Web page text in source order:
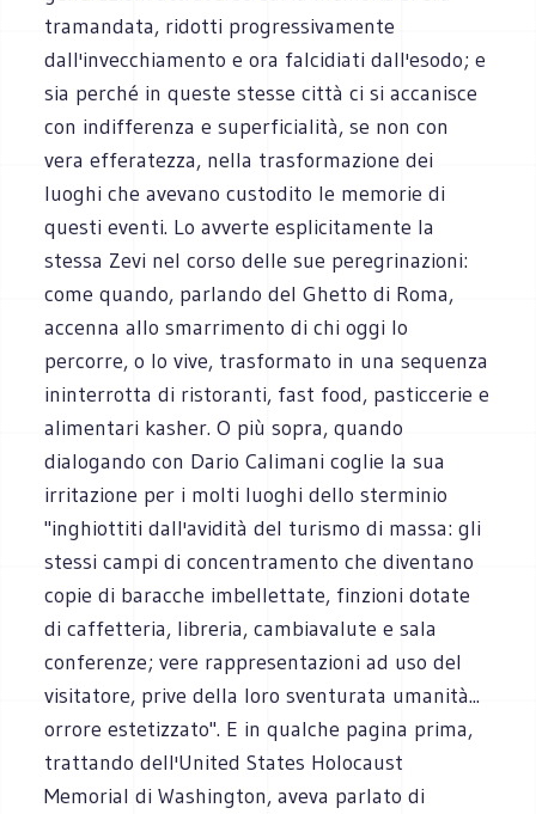
tramandata, ridotti progressivamente
dall'invecchiamento e ora falcidiati dall'esodo; e
sia perché in queste stesse città ci si accanisce
con indifferenza e superficialità, se non con
vera efferatezza, nella trasformazione dei
luoghi che avevano custodito le memorie di
questi eventi. Lo avverte esplicitamente la
stessa Zevi nel corso delle sue peregrinazioni:
come quando, parlando del Ghetto di Roma,
accenna allo smarrimento di chi oggi lo
percorre, o lo vive, trasformato in una sequenza
ininterrotta di ristoranti, fast food, pasticcerie e
alimentari kasher. O più sopra, quando
dialogando con Dario Calimani coglie la sua
irritazione per i molti luoghi dello sterminio
"inghiottiti dall'avidità del turismo di massa: gli
stessi campi di concentramento che diventano
copie di baracche imbellettate, finzioni dotate
di caffetteria, libreria, cambiavalute e sala
conferenze; vere rappresentazioni ad uso del
visitatore, prive della loro sventurata umanità...
orrore estetizzato". E in qualche pagina prima,
trattando dell'United States Holocaust
Memorial di Washington, aveva parlato di